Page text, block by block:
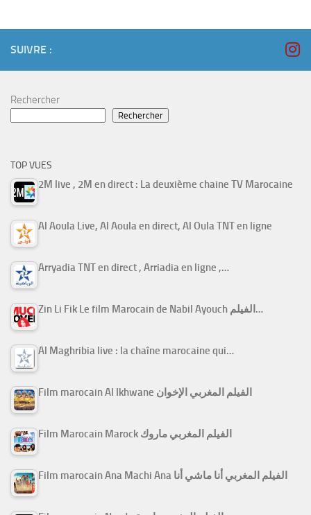
SUIVRE :
Rechercher
Rechercher
TOP VUES
2M live , 2M en direct : La deuxième chaine TV Marocaine
Al Aoula Live, Al Aoula en direct, Al Oula TNT en ligne
Arryadia TNT en direct , Arriadia en ligne ,…
Zin Li Fik Le film Marocain de Nabil Ayouch الفيلم…
Al Maghribia live : la chaîne marocaine qui…
Film marocain Al Ikhwane الفيلم المغربي الإخوان
Film Marocain Marock الفيلم المغربي ماروك
Film marocain Ana Machi Ana الفيلم المغربي أنا ماشي أنا